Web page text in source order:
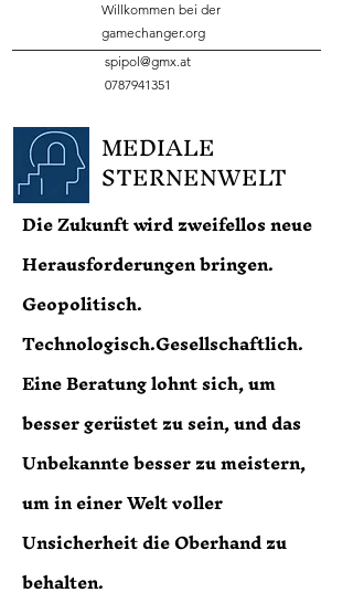
Willkommen bei der
gamechanger.org
spipol@gmx.at
0787941351
MEDIALE
STERNENWELT
Die Zukunft wird zweifellos neue
Herausforderungen bringen.
Geopolitisch.
Technologisch.Gesellschaftlich.
Eine Beratung lohnt sich, um
besser gerüstet zu sein, und das
Unbekannte besser zu meistern,
um in einer Welt voller
Unsicherheit die Oberhand zu
behalten.